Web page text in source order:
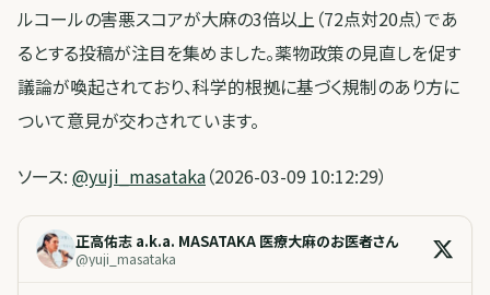
ルコールの害悪スコアが大麻の3倍以上（72点対20点）であ
るとする投稿が注目を集めました。薬物政策の見直しを促す
議論が喚起されており、科学的根拠に基づく規制のあり方に
ついて意見が交わされています。
ソース: @yuji_masataka（2026-03-09 10:12:29）
正高佑志 a.k.a. MASATAKA 医療大麻のお医者さん
@yuji_masataka